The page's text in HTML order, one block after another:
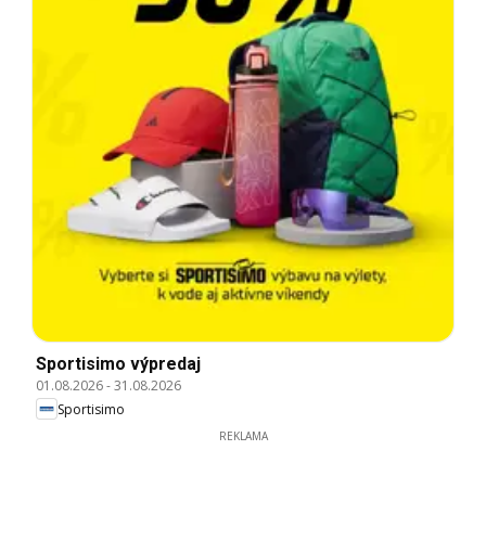
Sportisimo výpredaj
01.08.2026-31.08.2026
Sportisimo
REKLAMA